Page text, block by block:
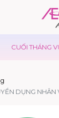
CUỐI THÁNG
DỤNG NHÂN